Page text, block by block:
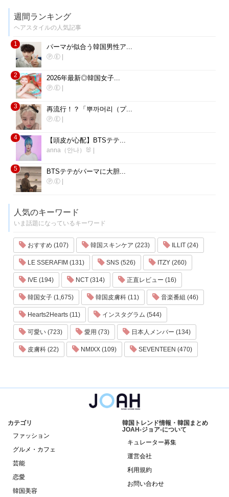
週間ランキング
ヘアスタイルの人気記事
1 パーマが似合う韓国男性ア...
Ⓟ.Ⓔ |
2 2026年最新◎韓国女子...
Ⓟ.Ⓔ |
3 再流行！？「뿌까머리（プ...
Ⓟ.Ⓔ |
4 【頭皮が心配】BTSテテ...
anna（안나）🐰 |
5 BTSテテがパーマに大胆...
Ⓟ.Ⓔ |
人気のキーワード
いま話題になっているキーワード
おすすめ (107) 韓国スキンケア (223) ILLIT (24)
LE SSERAFIM (131) SNS (526) ITZY (260)
IVE (194) NCT (314) 正直レビュー (16)
韓国女子 (1,675) 韓国皮膚科 (11) 音楽番組 (46)
Hearts2Hearts (11) インスタグラム (544)
可愛い (723) 愛用 (73) 日本人メンバー (134)
皮膚科 (22) NMIXX (109) SEVENTEEN (470)
カテゴリ
ファッション
グルメ・カフェ
芸能
恋愛
韓国美容
韓国トレンド情報・韓国まとめ
JOAH-ジョア-について
キュレーター募集
運営会社
利用規約
お問い合わせ